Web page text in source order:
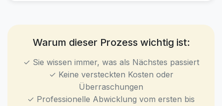
Warum dieser Prozess wichtig ist:
✓ Sie wissen immer, was als Nächstes passiert
✓ Keine versteckten Kosten oder
Überraschungen
✓ Professionelle Abwicklung vom ersten bis